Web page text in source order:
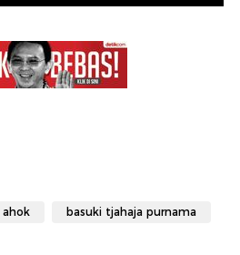
ahok basuki tjahaja purnama